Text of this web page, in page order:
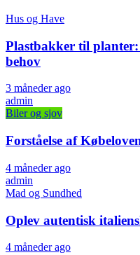
Hus og Have
Plastbakker til
behov
3 måneder ago
admin
Biler og sjov
Forståelse af
4 måneder ago
admin
Mad og Sundhed
Oplev autentisk
4 måneder ago